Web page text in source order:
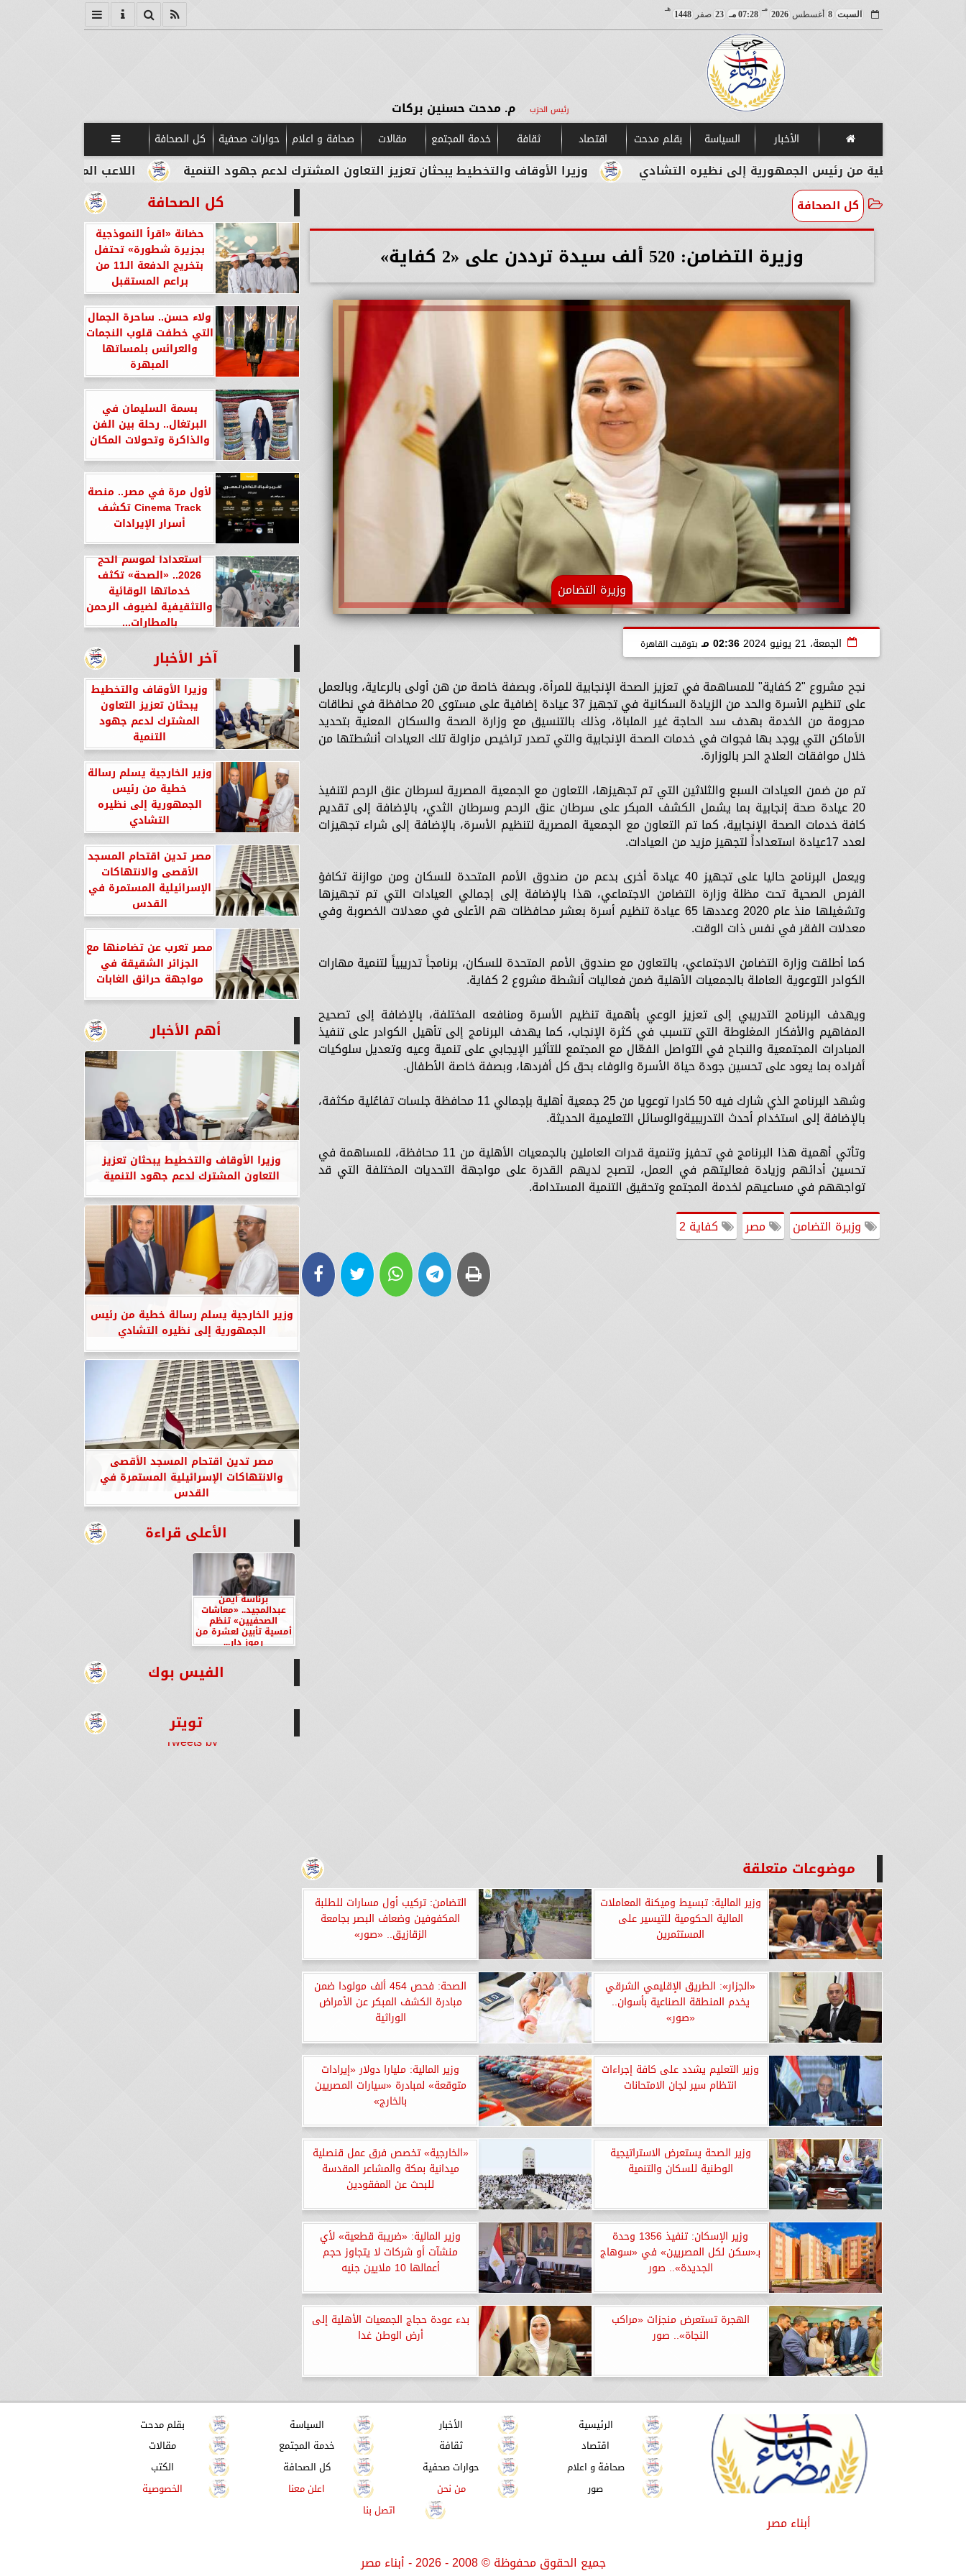
السبت 8 أغسطس2026
مـ
07:28 مـ 23 صفر1448
هـ
رئيس الحزب م. مدحت حسنين بركات
الأخبار السياسة بقلم مدحت اقتصاد ثقافة خدمة المجتمع مقالات صحافة و اعلام حوارات صحفية كل الصحافة 
اللاعب المصري الإيطالي طه أبو وزيرا الأوقاف والتخطيط يبحثان تعزيز التعاون المشترك لدعم جهود التنمية خطية من رئيس الجمهورية إلى نظيره التشادي
كل الصحافة
وزيرة التضامن: 520 ألف سيدة ترددن على «2 كفاية»
وزيرة التضامن
الجمعة، 21 يونيو 2024 02:36 مـ بتوقيت القاهرة
نجح مشروع "2 كفاية" للمساهمة في تعزيز الصحة الإنجابية للمرأة، وبصفة خاصة من هن أولى بالرعاية، وبالعمل
على تنظيم الأسرة والحد من الزيادة السكانية في تجهيز 37 عيادة إضافية على مستوى 20 محافظة في نطاقات
محرومة من الخدمة بهدف سد الحاجة غير الملباة، وذلك بالتنسيق مع وزارة الصحة والسكان المعنية بتحديد
الأماكن التي يوجد بها فجوات في خدمات الصحة الإنجابية والتي تصدر تراخيص مزاولة تلك العيادات أنشطتها من
خلال موافقات العلاج الحر بالوزارة.
تم من ضمن العيادات السبع والثلاثين التي تم تجهيزها، التعاون مع الجمعية المصرية لسرطان عنق الرحم لتنفيذ
20 عيادة صحة إنجابية بما يشمل الكشف المبكر على سرطان عنق الرحم وسرطان الثدي، بالإضافة إلى تقديم
كافة خدمات الصحة الإنجابية، كما تم التعاون مع الجمعية المصرية لتنظيم الأسرة، بالإضافة إلى شراء تجهيزات
لعدد 17عيادة استعداداً لتجهيز مزيد من العيادات.
ويعمل البرنامج حاليا على تجهيز 40 عيادة أخرى بدعم من صندوق الأمم المتحدة للسكان ومن موازنة تكافؤ
الفرص الصحية تحت مظلة وزارة التضامن الاجتماعي، هذا بالإضافة إلى إجمالي العيادات التي تم تجهيزها
وتشغيلها منذ عام 2020 وعددها 65 عيادة تنظيم أسرة بعشر محافظات هم الأعلى في معدلات الخصوبة وفي
معدلات الفقر في نفس ذات الوقت.
كما أطلقت وزارة التضامن الاجتماعي، بالتعاون مع صندوق الأمم المتحدة للسكان، برنامجاً تدريبياً لتنمية مهارات
الكوادر التوعوية العاملة بالجمعيات الأهلية ضمن فعاليات أنشطة مشروع 2 كفاية.
ويهدف البرنامج التدريبي إلى تعزيز الوعي بأهمية تنظيم الأسرة ومنافعه المختلفة، بالإضافة إلى تصحيح
المفاهيم والأفكار المغلوطة التي تتسبب في كثرة الإنجاب، كما يهدف البرنامج إلى تأهيل الكوادر على تنفيذ
المبادرات المجتمعية والنجاح في التواصل الفعّال مع المجتمع للتأثير الإيجابي على تنمية وعيه وتعديل سلوكيات
أفراده بما يعود على تحسين جودة حياة الأسرة والوفاء بحق كل أفردها، وبصفة خاصة الأطفال.
وشهد البرنامج الذي شارك فيه 50 كادرا توعويا من 25 جمعية أهلية بإجمالي 11 محافظة جلسات تفاعُلية مكثفة،
بالإضافة إلى استخدام أحدث التدريبيةوالوسائل التعليمية الحديثة.
وتأتي أهمية هذا البرنامج في تحفيز وتنمية قدرات العاملين بالجمعيات الأهلية من 11 محافظة، للمساهمة في
تحسين أدائهم وزيادة فعاليتهم في العمل، لتصبح لديهم القدرة على مواجهة التحديات المختلفة التي قد
تواجههم في مساعيهم لخدمة المجتمع وتحقيق التنمية المستدامة.
وزيرة التضامن
مصر كفاية 2
موضوعات متعلقة
وزير المالية: تبسيط وميكنة المعاملات
المالية الحكومية للتيسير على
المستثمرين
التضامن: تركيب أول مسارات للطلبة
المكفوفين وضعاف البصر بجامعة
الزقازيق.. «صور»
«الجزار»: الطريق الإقليمي الشرقي
يخدم المنطقة الصناعية بأسوان..
«صور»
الصحة: فحص 454 ألف مولودا ضمن
مبادرة الكشف المبكر عن الأمراض
الوراثية
وزير التعليم يشدد على كافة إجراءات
انتظام سير لجان الامتحانات
وزير المالية: مليارا دولار «إيرادات
متوقعة» لمبادرة «سيارات المصريين
بالخارج»
وزير الصحة يستعرض الاستراتيجية
الوطنية للسكان والتنمية
«الخارجية» تخصص فرق عمل قنصلية
ميدانية بمكة والمشاعر المقدسة
للبحث عن المفقودين
وزير الإسكان: تنفيذ 1356 وحدة
بـ«سكن لكل المصريين» في «سوهاج
الجديدة».. صور
وزير المالية: «ضريبة قطعية» لأي
منشآت أو شركات لا يتجاوز حجم
أعمالها 10 ملايين جنيه
الهجرة تستعرض منجزات «مراكب
النجاة».. صور
بدء عودة حجاج الجمعيات الأهلية إلى
أرض الوطن غدا
كل الصحافة
حضانة «اقرأ النموذجية
بجزيرة شطورة» تحتفل
بتخريج الدفعة الـ11 من
براعم المستقبل
ولاء حسن.. ساحرة الجمال
التي خطفت قلوب النجمات
والعرائس بلمساتها
المبهرة
بسمة السليمان في
البرتغال.. رحلة بين الفن
والذاكرة وتحولات المكان
لأول مرة في مصر.. منصة
Cinema Track تكشف
أسرار الإيرادات
استعدادا لموسم الحج
2026.. «الصحة» تكثف
خدماتها الوقائية
والتثقيفية لضيوف الرحمن
بالمطارات...
آخر الأخبار
وزيرا الأوقاف والتخطيط
يبحثان تعزيز التعاون
المشترك لدعم جهود
التنمية
وزير الخارجية يسلم رسالة
خطية من رئيس
الجمهورية إلى نظيره
التشادي
مصر تدين اقتحام المسجد
الأقصى والانتهاكات
الإسرائيلية المستمرة في
القدس
مصر تعرب عن تضامنها مع
الجزائر الشقيقة في
مواجهة حرائق الغابات
أهم الأخبار
وزيرا الأوقاف والتخطيط يبحثان تعزيز
التعاون المشترك لدعم جهود التنمية
وزير الخارجية يسلم رسالة خطية من رئيس
الجمهورية إلى نظيره التشادي
مصر تدين اقتحام المسجد الأقصى
والانتهاكات الإسرائيلية المستمرة في
القدس
الأعلى قراءة
برئاسة أيمن
عبدالمجيد.. «معاشات
الصحفيين» تنظم
أمسية تأبين لعشرة من
رموز دار...
الفيس بوك
تويتر
Tweets by
أبناء مصر
الرئيسية الأخبار السياسة
بقلم مدحت
اقتصاد
ثقافة خدمة المجتمع
مقالات
صحافة و اعلام
حوارات صحفية كل الصحافة
الكتب
صور
من نحن اعلن معنا
الخصوصية
اتصل بنا
جميع الحقوق محفوظة©2008 - 2026 - أبناء مصر